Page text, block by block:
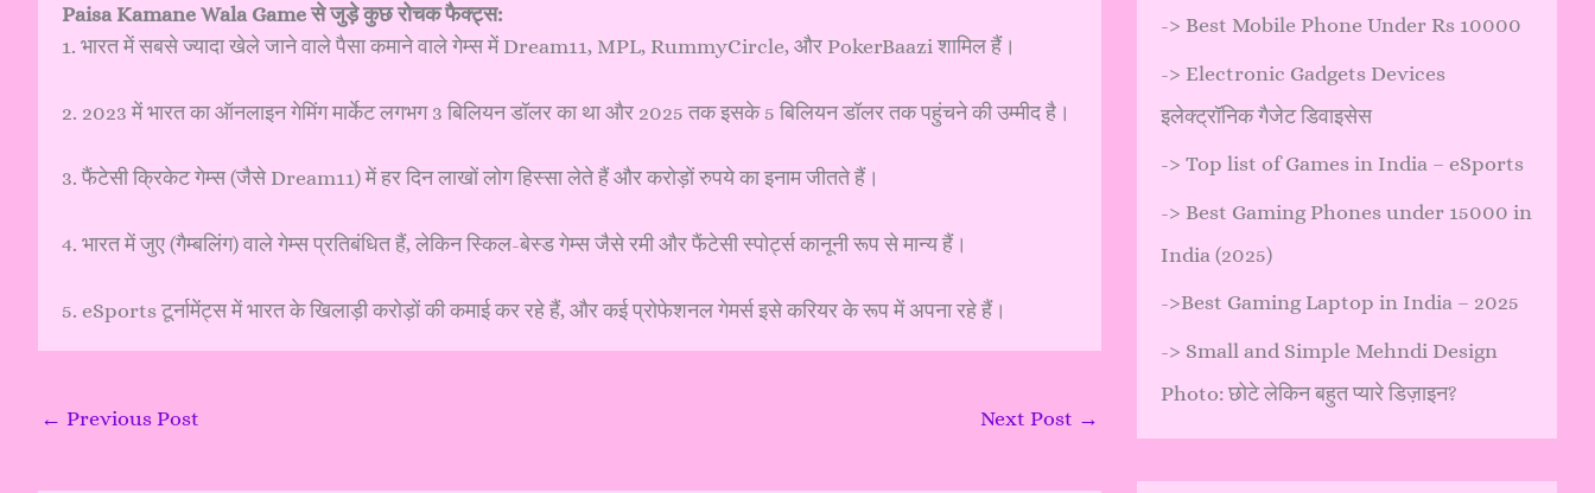
Paisa Kamane Wala Game से जुड़े कुछ रोचक फैक्ट्स:
1. भारत में सबसे ज्यादा खेले जाने वाले पैसा कमाने वाले गेम्स में Dream11, MPL, RummyCircle, और PokerBaazi शामिल हैं।
2. 2023 में भारत का ऑनलाइन गेमिंग मार्केट लगभग 3 बिलियन डॉलर का था और 2025 तक इसके 5 बिलियन डॉलर तक पहुंचने की उम्मीद है।
3. फैंटेसी क्रिकेट गेम्स (जैसे Dream11) में हर दिन लाखों लोग हिस्सा लेते हैं और करोड़ों रुपये का इनाम जीतते हैं।
4. भारत में जुए (गैम्बलिंग) वाले गेम्स प्रतिबंधित हैं, लेकिन स्किल-बेस्ड गेम्स जैसे रमी और फैंटेसी स्पोर्ट्स कानूनी रूप से मान्य हैं।
5. eSports टूर्नामेंट्स में भारत के खिलाड़ी करोड़ों की कमाई कर रहे हैं, और कई प्रोफेशनल गेमर्स इसे करियर के रूप में अपना रहे हैं।
← Previous Post Next Post →
-> Best Mobile Phone Under Rs 10000
-> Electronic Gadgets Devices
इलेक्ट्रॉनिक गैजेट डिवाइसेस
-> Top list of Games in India – eSports
-> Best Gaming Phones under 15000 in
India (2025)
->Best Gaming Laptop in India – 2025
-> Small and Simple Mehndi Design
Photo: छोटे लेकिन बहुत प्यारे डिज़ाइन?